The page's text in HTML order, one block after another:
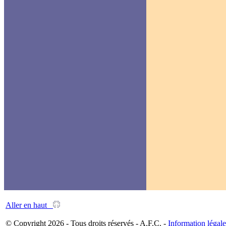
Aller en haut
© Copyright 2026 - Tous droits réservés - A.F.C. - Information légale